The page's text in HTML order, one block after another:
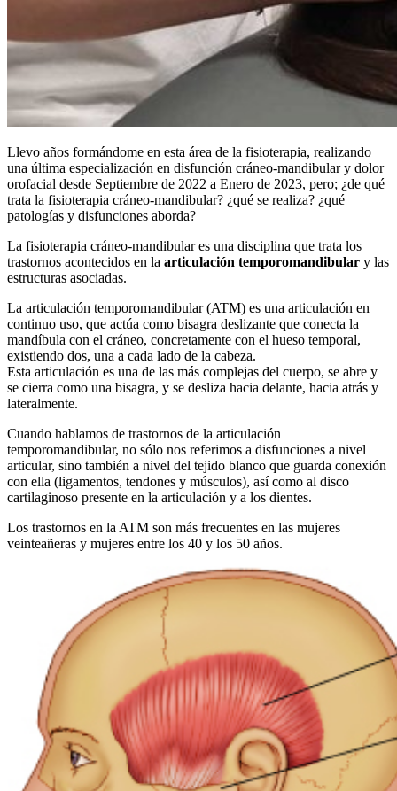
Llevo años formándome en esta área de la fisioterapia, realizando
una última especialización en disfunción cráneo-mandibular y dolor
orofacial desde Septiembre de 2022 a Enero de 2023, pero; ¿de qué
trata la fisioterapia cráneo-mandibular? ¿qué se realiza? ¿qué
patologías y disfunciones aborda?
La fisioterapia cráneo-mandibular es una disciplina que trata los
trastornos acontecidos en la articulación temporomandibular y las
estructuras asociadas.
La articulación temporomandibular (ATM) es una articulación en
continuo uso, que actúa como bisagra deslizante que conecta la
mandíbula con el cráneo, concretamente con el hueso temporal,
existiendo dos, una a cada lado de la cabeza.
Esta articulación es una de las más complejas del cuerpo, se abre y
se cierra como una bisagra, y se desliza hacia delante, hacia atrás y
lateralmente.
Cuando hablamos de trastornos de la articulación
temporomandibular, no sólo nos referimos a disfunciones a nivel
articular, sino también a nivel del tejido blanco que guarda conexión
con ella (ligamentos, tendones y músculos), así como al disco
cartilaginoso presente en la articulación y a los dientes.
Los trastornos en la ATM son más frecuentes en las mujeres
veinteañeras y mujeres entre los 40 y los 50 años.